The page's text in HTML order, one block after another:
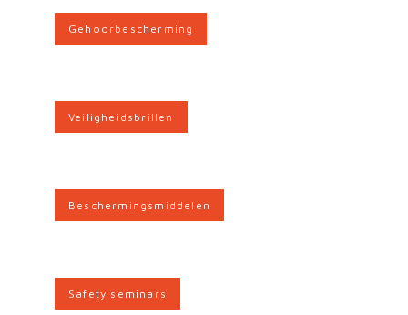
Gehoorbescherming
Veiligheidsbrillen
Beschermingsmiddelen
Safety seminars